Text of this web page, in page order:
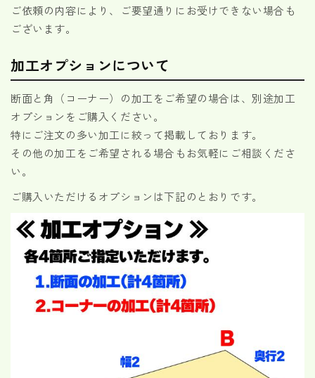
ご依頼の内容により、ご要望通りにお受けできない場合も
ございます。
加工オプションについて
断面と角（コーナー）の加工をご希望の場合は、別途加工
オプションをご購入ください。
特にご注文の多い加工に絞って掲載しております。
その他の加工をご希望される場合もお気軽にご相談くださ
い。
ご購入いただけるオプションは下記のとおりです。